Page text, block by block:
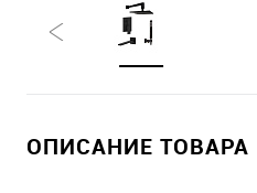
ОПИСАНИЕ ТОВАРА